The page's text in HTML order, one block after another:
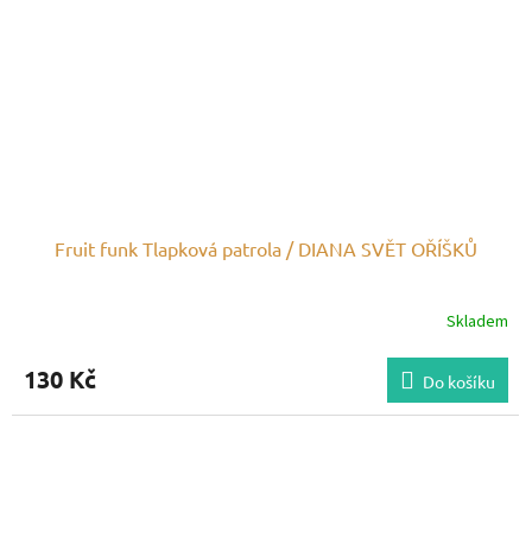
Fruit funk Tlapková patrola / DIANA SVĚT OŘÍŠKŮ
Skladem
130 Kč Do košíku